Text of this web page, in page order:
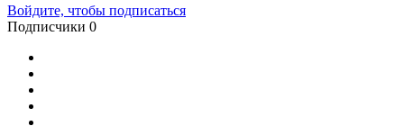
Войдите, чтобы подписаться
Подписчики 0